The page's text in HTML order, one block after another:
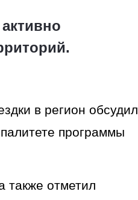
в регион обсудил
программы
также отметил